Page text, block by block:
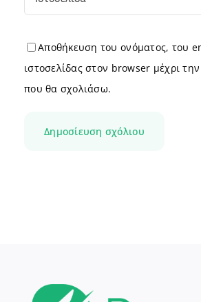
Αποθήκευση του ονόματος, του
ιστοσελίδας στον browser μέχρι
που θα σχολιάσω.